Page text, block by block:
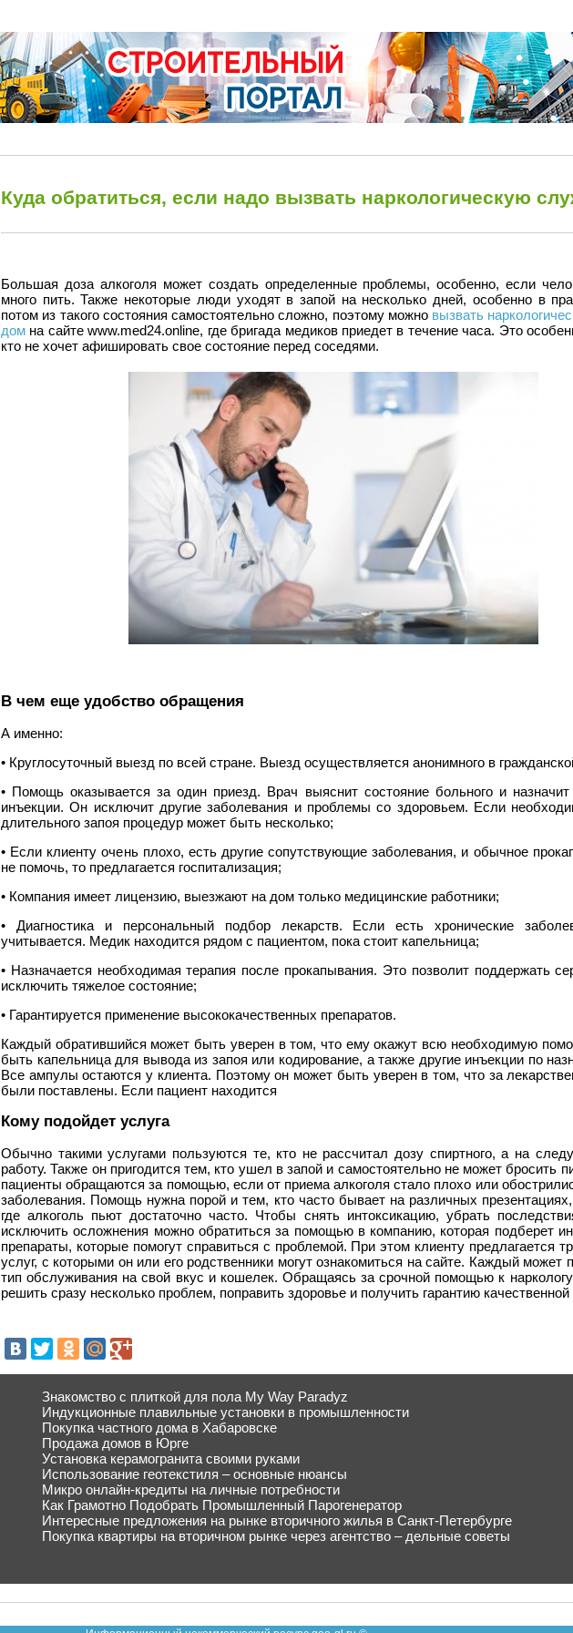
Куда обратиться, если надо вызвать наркологическую
Большая доза алкоголя может создать определенные проблемы, особенно, если
много пить. Также некоторые люди уходят в запой на несколько дней, особенно в
потом из такого состояния самостоятельно сложно, поэтому можно вызвать
дом на сайте www.med24.online, где бригада медиков приедет в течение часа. Это
кто не хочет афишировать свое состояние перед соседями.
В чем еще удобство обращения
А именно:
• Круглосуточный выезд по всей стране. Выезд осуществляется анонимного в
• Помощь оказывается за один приезд. Врач выяснит состояние больного и
инъекции. Он исключит другие заболевания и проблемы со здоровьем. Если
длительного запоя процедур может быть несколько;
• Если клиенту очень плохо, есть другие сопутствующие заболевания, и обычное
не помочь, то предлагается госпитализация;
• Компания имеет лицензию, выезжают на дом только медицинские работники;
• Диагностика и персональный подбор лекарств. Если есть хронические
учитывается. Медик находится рядом с пациентом, пока стоит капельница;
• Назначается необходимая терапия после прокапывания. Это позволит поддержать
исключить тяжелое состояние;
• Гарантируется применение высококачественных препаратов.
Каждый обратившийся может быть уверен в том, что ему окажут всю необходимую
быть капельница для вывода из запоя или кодирование, а также другие инъекции по
Все ампулы остаются у клиента. Поэтому он может быть уверен в том, что за
были поставлены. Если пациент находится
Кому подойдет услуга
Обычно такими услугами пользуются те, кто не рассчитал дозу спиртного, а на
работу. Также он пригодится тем, кто ушел в запой и самостоятельно не может бросить
пациенты обращаются за помощью, если от приема алкоголя стало плохо или
заболевания. Помощь нужна порой и тем, кто часто бывает на различных презентациях,
где алкоголь пьют достаточно часто. Чтобы снять интоксикацию, убрать
исключить осложнения можно обратиться за помощью в компанию, которая подберет
препараты, которые помогут справиться с проблемой. При этом клиенту предлагается
услуг, с которыми он или его родственники могут ознакомиться на сайте. Каждый может
тип обслуживания на свой вкус и кошелек. Обращаясь за срочной помощью к
решить сразу несколько проблем, поправить здоровье и получить гарантию качественной
Знакомство с плиткой для пола My Way Paradyz
Индукционные плавильные установки в промышленности
Покупка частного дома в Хабаровске
Продажа домов в Юрге
Установка керамогранита своими руками
Использование геотекстиля – основные нюансы
Микро онлайн-кредиты на личные потребности
Как Грамотно Подобрать Промышленный Парогенератор
Интересные предложения на рынке вторичного жилья в Санкт-Петербурге
Покупка квартиры на вторичном рынке через агентство – дельные советы